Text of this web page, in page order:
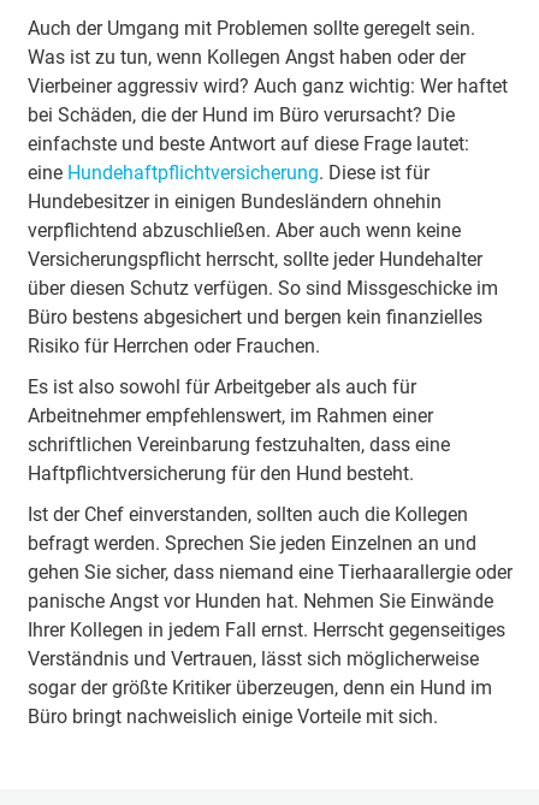
Auch der Umgang mit Problemen sollte geregelt sein.
Was ist zu tun, wenn Kollegen Angst haben oder der
Vierbeiner aggressiv wird? Auch ganz wichtig: Wer haftet
bei Schäden, die der Hund im Büro verursacht? Die
einfachste und beste Antwort auf diese Frage lautet:
eine Hundehaftpflichtversicherung. Diese ist für
Hundebesitzer in einigen Bundesländern ohnehin
verpflichtend abzuschließen. Aber auch wenn keine
Versicherungspflicht herrscht, sollte jeder Hundehalter
über diesen Schutz verfügen. So sind Missgeschicke im
Büro bestens abgesichert und bergen kein finanzielles
Risiko für Herrchen oder Frauchen.
Es ist also sowohl für Arbeitgeber als auch für
Arbeitnehmer empfehlenswert, im Rahmen einer
schriftlichen Vereinbarung festzuhalten, dass eine
Haftpflichtversicherung für den Hund besteht.
Ist der Chef einverstanden, sollten auch die Kollegen
befragt werden. Sprechen Sie jeden Einzelnen an und
gehen Sie sicher, dass niemand eine Tierhaarallergie oder
panische Angst vor Hunden hat. Nehmen Sie Einwände
Ihrer Kollegen in jedem Fall ernst. Herrscht gegenseitiges
Verständnis und Vertrauen, lässt sich möglicherweise
sogar der größte Kritiker überzeugen, denn ein Hund im
Büro bringt nachweislich einige Vorteile mit sich.